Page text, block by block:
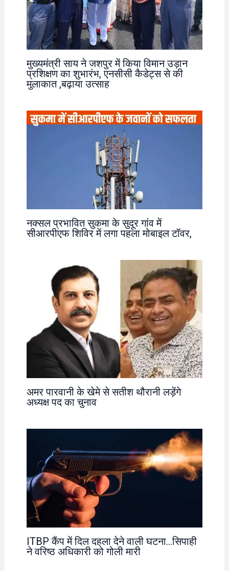
मुख्यमंत्री साय ने जशपुर में किया विमान उड़ान
प्रशिक्षण का शुभारंभ, एनसीसी कैडेट्स से की
मुलाकात ,बढ़ाया उत्साह
नक्सल प्रभावित सुकमा के सुदूर गांव में
सीआरपीएफ शिविर में लगा पहला मोबाइल टॉवर,
अमर पारवानी के खेमे से सतीश थौरानी लड़ेंगे
अध्यक्ष पद का चुनाव
ITBP कैंप में दिल दहला देने वाली घटना…सिपाही
ने वरिष्ठ अधिकारी को गोली मारी